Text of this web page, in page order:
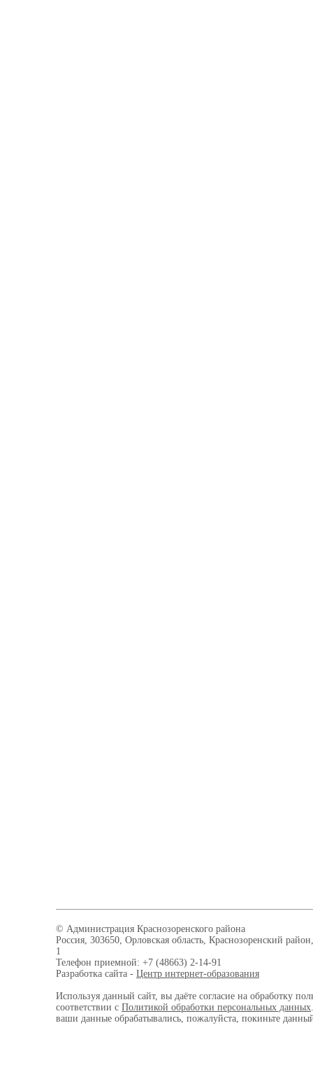
© Администрация Краснозоренского района
Россия, 303650, Орловская область, Краснозоренский
1
Телефон приемной: +7 (48663) 2-14-91
Разработка сайта - Центр интернет-образования
Используя данный сайт, вы даёте согласие на обработку
соответствии с Политикой обработки персональных данных
ваши данные обрабатывались, пожалуйста, покиньте